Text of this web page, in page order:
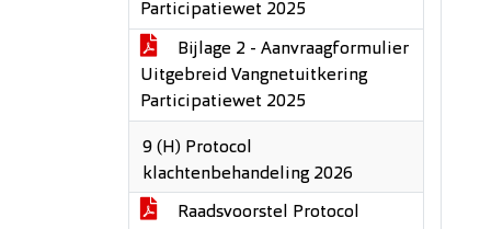
Participatiewet 2025
Bijlage 2 - Aanvraagformulier
Uitgebreid Vangnetuitkering
Participatiewet 2025
9 (H) Protocol
klachtenbehandeling 2026
Raadsvoorstel Protocol